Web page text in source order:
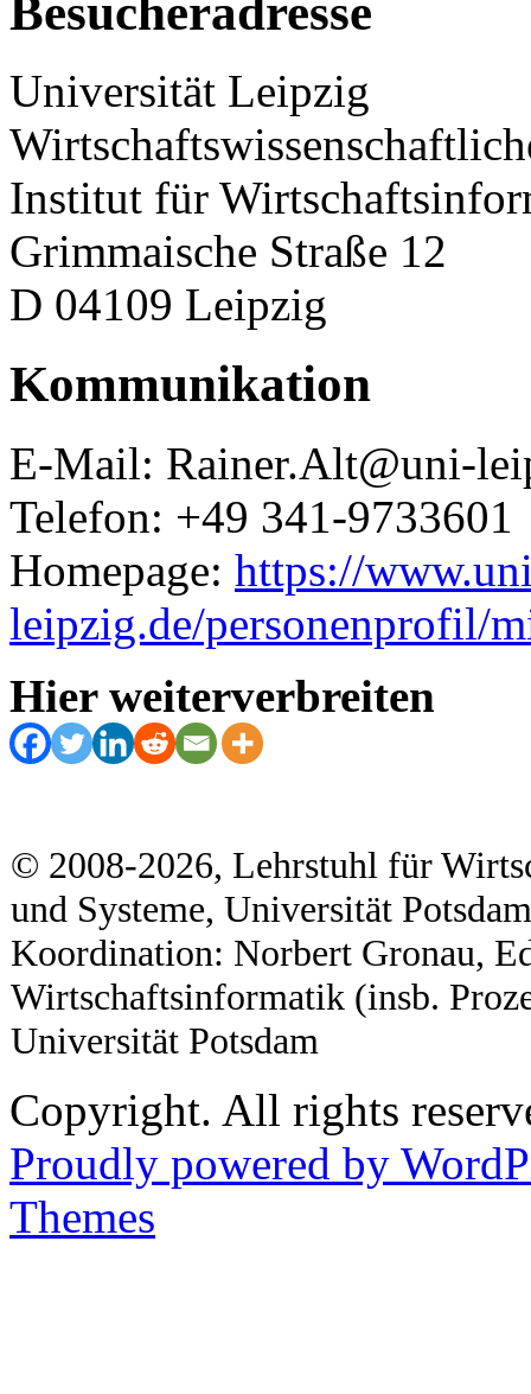
Besucheradresse
Universität Leipzig
Institut für
Grimmaische Straße 12
D 04109 Leipzig
Kommunikation
E-Mail: Rainer.Alt@uni-
Telefon: +49 341-9733601
Homepage: https://
leipzig.de/personenprofil/
Hier weiterverbreiten
© 2008-2026, Lehrstuhl für
und Systeme, Universität Potsdam
Koordination: Norbert Gronau,
Wirtschaftsinformatik (insb.
Universität Potsdam
Copyright. All rights
Proudly powered by
Themes